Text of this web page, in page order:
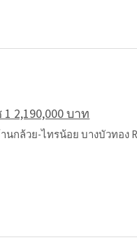
2,190,000 บาท
นกล้วย-ไทรน้อย บางบัวทอง